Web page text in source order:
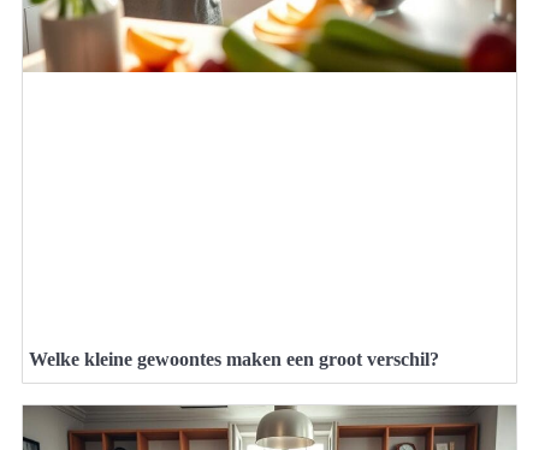
Welke kleine gewoontes maken een groot verschil?